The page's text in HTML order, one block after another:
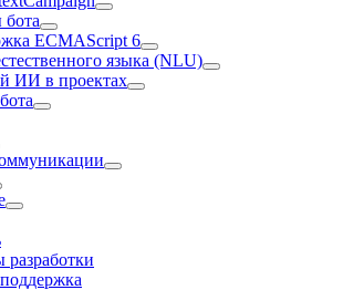
ECMAScript 6
языка (NLU)
ИИ в проектах